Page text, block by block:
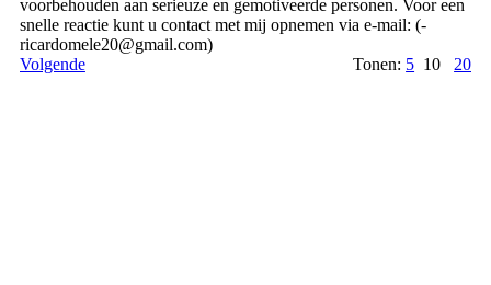
voorbehouden aan serieuze en gemotiveerde personen. Voor een
snelle reactie kunt u contact met mij opnemen via e-mail: (­
ricardomele20@­gmail.­com)­
Volgende
Tonen: 5 10 20